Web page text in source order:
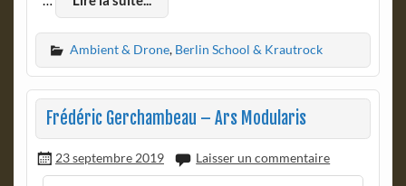
Ambient & Drone, Berlin School & Krautrock
Frédéric Gerchambeau – Ars Modularis
23 septembre 2019 Laisser un commentaire